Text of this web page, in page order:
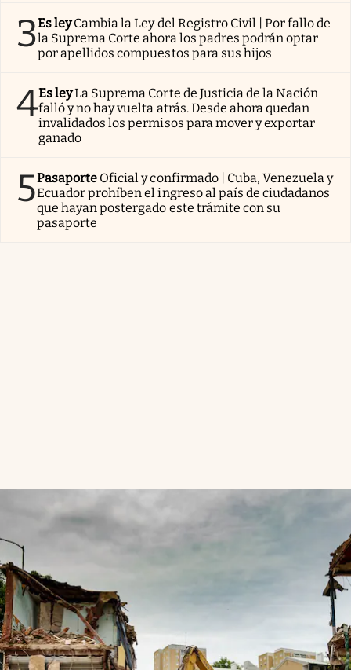
3Es ley Cambia la Ley del Registro Civil | Por fallo de
la Suprema Corte ahora los padres podrán optar
por apellidos compuestos para sus hijos
4Es leyLa Suprema Corte de Justicia de la Nación
falló y no hay vuelta atrás. Desde ahora quedan
invalidados los permisos para mover y exportar
ganado
5Pasaporte Oficial y confirmado | Cuba, Venezuela y
Ecuador prohíben el ingreso al país de ciudadanos
que hayan postergado este trámite con su
pasaporte